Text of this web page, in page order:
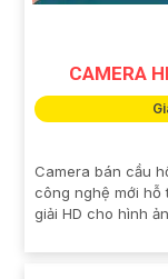
CAMERA
Camera bán cầu
công nghệ mới hỗ
giải HD cho hình